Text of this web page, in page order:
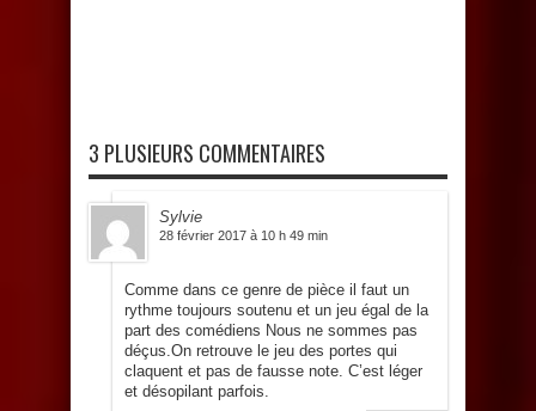
3 PLUSIEURS COMMENTAIRES
Sylvie
28 février 2017 à 10 h 49 min
Comme dans ce genre de pièce il faut un
rythme toujours soutenu et un jeu égal de la
part des comédiens Nous ne sommes pas
déçus.On retrouve le jeu des portes qui
claquent et pas de fausse note. C’est léger
et désopilant parfois.